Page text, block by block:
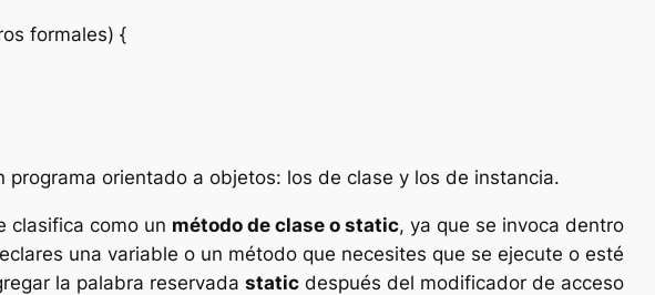
formales) {
orientado a objetos: los de clase y los de instancia.
clasifica como un método de clase o static, ya que se invoca dentro
una variable o un método que necesites que se ejecute o esté
la palabra reservada static después del modificador de acceso